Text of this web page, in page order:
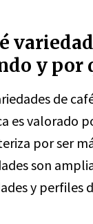
y por
de
es valorado
por ser
son
y perfiles